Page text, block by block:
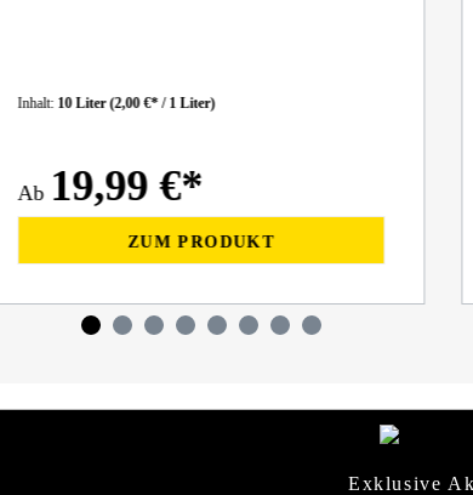
Inhalt: 10 Liter(2,00 €* / 1 Liter)
Ab 19,99 €*
ZUM PRODUKT
Exklusive